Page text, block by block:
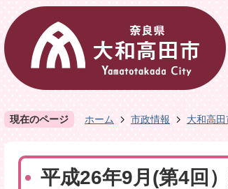
現在のページ ホーム 市政情報 大和高
平成26年9月(第4回